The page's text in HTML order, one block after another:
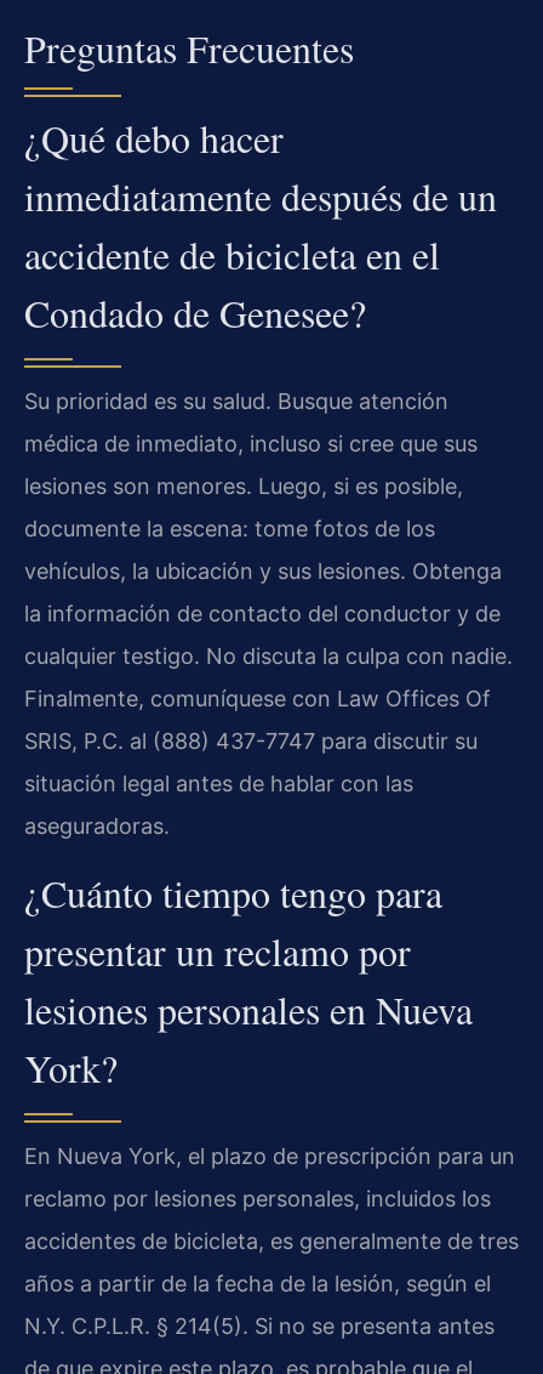
Preguntas Frecuentes
¿Qué debo hacer
inmediatamente después de un
accidente de bicicleta en el
Condado de Genesee?
Su prioridad es su salud. Busque atención
médica de inmediato, incluso si cree que sus
lesiones son menores. Luego, si es posible,
documente la escena: tome fotos de los
vehículos, la ubicación y sus lesiones. Obtenga
la información de contacto del conductor y de
cualquier testigo. No discuta la culpa con nadie.
Finalmente, comuníquese con Law Offices Of
SRIS, P.C. al (888) 437-7747 para discutir su
situación legal antes de hablar con las
aseguradoras.
¿Cuánto tiempo tengo para
presentar un reclamo por
lesiones personales en Nueva
York?
En Nueva York, el plazo de prescripción para un
reclamo por lesiones personales, incluidos los
accidentes de bicicleta, es generalmente de tres
años a partir de la fecha de la lesión, según el
N.Y. C.P.L.R. § 214(5). Si no se presenta antes
de que expire este plazo, es probable que el